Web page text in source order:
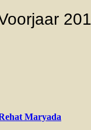
Maryada